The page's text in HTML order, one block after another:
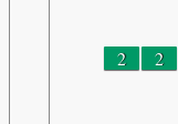
2 2